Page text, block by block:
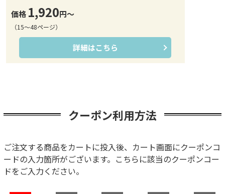
価格 1,920円～
（15～48ページ）
詳細はこちら
クーポン利用方法
ご注文する商品をカートに投入後、カート画面にクーポンコ
ードの入力箇所がございます。 こちらに該当のクーポンコー
ドをご入力ください。